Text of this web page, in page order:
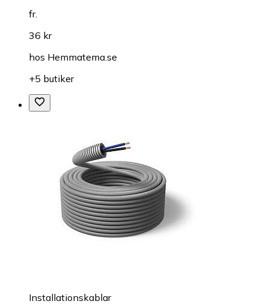
fr.
36 kr
hos Hemmatema.se
+5 butiker
Installationskablar